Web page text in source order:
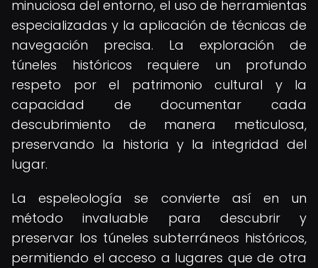
minuciosa del entorno, el uso de herramientas
especializadas y la aplicación de técnicas de
navegación precisa. La exploración de
túneles históricos requiere un profundo
respeto por el patrimonio cultural y la
capacidad de documentar cada
descubrimiento de manera meticulosa,
preservando la historia y la integridad del
lugar.
La espeleología se convierte así en un
método invaluable para descubrir y
preservar los túneles subterráneos históricos,
permitiendo el acceso a lugares que de otra